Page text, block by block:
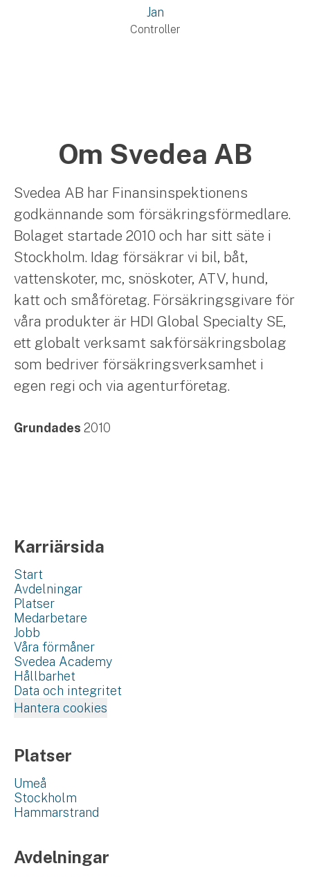
Jan
Controller
Om Svedea AB
Svedea AB har Finansinspektionens
godkännande som försäkringsförmedlare.
Bolaget startade 2010 och har sitt säte i
Stockholm. Idag försäkrar vi bil, båt,
vattenskoter, mc, snöskoter, ATV, hund,
katt och småföretag. Försäkringsgivare för
våra produkter är HDI Global Specialty SE,
ett globalt verksamt sakförsäkringsbolag
som bedriver försäkringsverksamhet i
egen regi och via agenturföretag.
Grundades 2010
Karriärsida
Start
Avdelningar
Platser
Medarbetare
Jobb
Våra förmåner
Svedea Academy
Hållbarhet
Data och integritet
Hantera cookies
Platser
Umeå
Stockholm
Hammarstrand
Avdelningar